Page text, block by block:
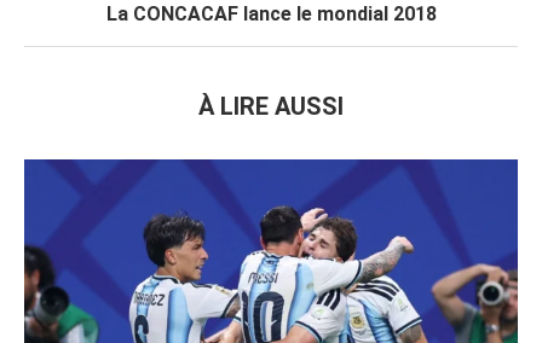
La CONCACAF lance le mondial 2018
À LIRE AUSSI